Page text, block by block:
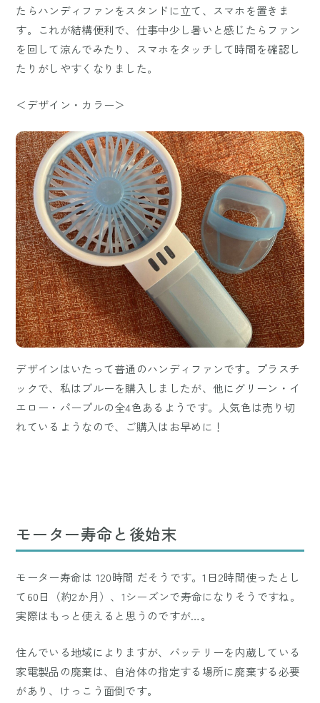
たらハンディファンをスタンドに立て、スマホを置きま
す。これが結構便利で、仕事中少し暑いと感じたらファン
を回して涼んでみたり、スマホをタッチして時間を確認し
たりがしやすくなりました。
＜デザイン・カラー＞
デザインはいたって普通のハンディファンです。プラスチ
ックで、私はブルーを購入しましたが、他にグリーン・イ
エロー・パープルの全4色あるようです。人気色は売り切
れているようなので、ご購入はお早めに！
モーター寿命と後始末
モーター寿命は 120時間 だそうです。1日2時間使ったとし
て60日（約2か月）、1シーズンで寿命になりそうですね。
実際はもっと使えると思うのですが…。
住んでいる地域によりますが、バッテリーを内蔵している
家電製品の廃棄は、自治体の指定する場所に廃棄する必要
があり、けっこう面倒です。